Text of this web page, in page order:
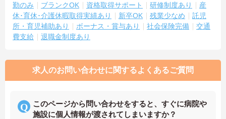
勤のみ
ブランクOK 資格取得サポート 研修制度あり
産
休･育休･介護休暇取得実績あり
新卒OK 残業少なめ
託児
所・育児補助あり
ボーナス・賞与あり 社会保険完備
交通
費支給
退職金制度あり
求人のお問い合わせに関するよくあるご質問
このページから問い合わせをすると、すぐに病院や
施設に個人情報が渡されてしまいますか？